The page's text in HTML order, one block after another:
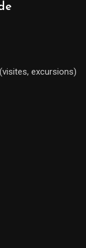
excursions)